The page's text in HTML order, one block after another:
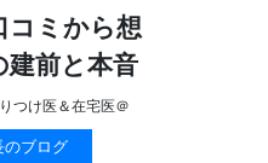
コミから想
建前と本音
つけ医＆在宅医＠
のブログ